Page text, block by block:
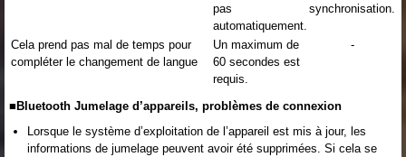
pas
automatiquement.
synchronisation.
Cela prend pas mal de temps pour
compléter le changement de langue
Un maximum de
60 secondes est
requis.
-
■Bluetooth Jumelage d’appareils, problèmes de connexion
Lorsque le système d’exploitation de l’appareil est mis à jour, les
informations de jumelage peuvent avoir été supprimées. Si cela se